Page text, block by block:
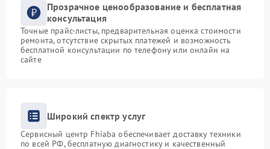
Прозрачное ценообразование и бесплатная
консультация
Точные прайс-листы, предварительная оценка стоимости
ремонта, отсутствие скрытых платежей и возможность
бесплатной консультации по телефону или онлайн на
сайте
Широкий спектр услуг
Сервисный центр Fhiaba обеспечивает доставку техники
по всей РФ, бесплатную диагностику и качественный